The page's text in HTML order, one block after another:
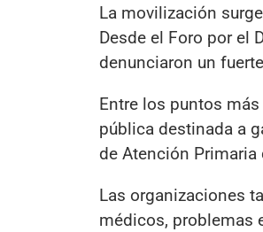
La movilización
Desde el Foro por el
denunciaron un
Entre los puntos
pública destinada a
de Atención Primaria
Las organizaciones
médicos, problemas